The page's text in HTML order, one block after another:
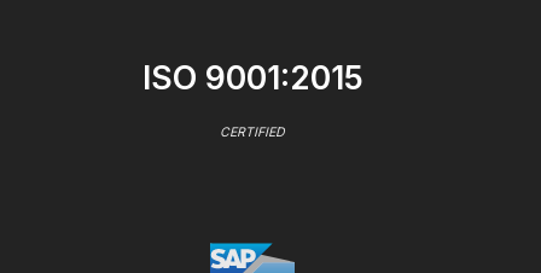
ISO 9001:2015
CERTIFIED